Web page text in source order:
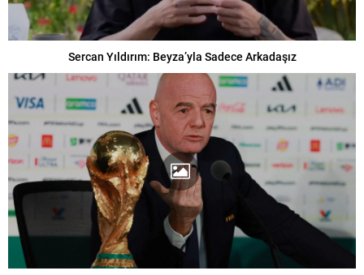
Sercan Yıldırım: Beyza’yla Sadece Arkadaşız